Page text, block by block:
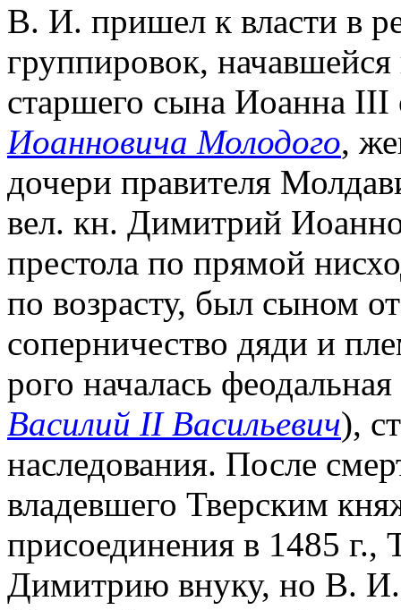
В. И. пришел к власти в
группировок,
старшего сына Иоанна III
Иоанновича Молодого,
дочери правителя
вел. кн. Димитрий
престола по прямой
по возрасту, был сыном
соперничество дяди и
рого началась
Василий II Васильевич),
наследования. После
владевшего Тверским
присоединения в 1485 г.,
Димитрию внуку, но В.